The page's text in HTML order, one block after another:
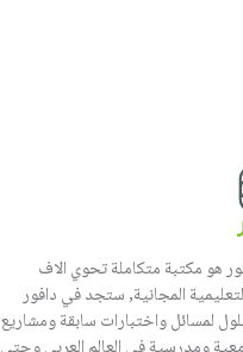
هو مكتبة متكاملة تحوي الاف
المجانية, ستجد في دافور
لمسائل واختبارات سابقة ومشاريع